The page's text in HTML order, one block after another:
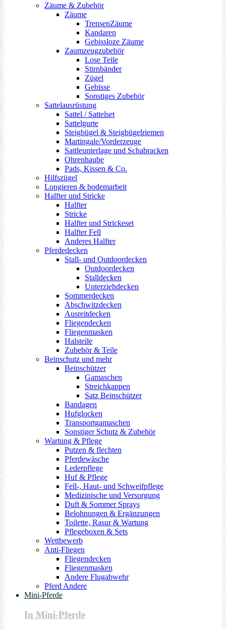
Zäume & Zubehör
Zäume
TrensenZäume
Kandaren
Gebissloze Zäume
Zaumzeugzubehör
Lose Teile
Stirnbänder
Zügel
Gebisse
Sonstiges Zubehör
Sattelausrüstung
Sattel / Sattelset
Sattelgurte
Steigbügel & Steigbügelriemen
Martingale/Vorderzeuge
Sattleunterlage und Schabracken
Ohrenhaube
Pads, Kissen & Co.
Hilfszügel
Longieren & bodemarbeit
Halfter und Stricke
Halfter
Stricke
Halfter und Strickeset
Halfter Fell
Anderes Halfter
Pferdedecken
Stall- und Outdoordecken
Outdoordecken
Stalldecken
Unterziehdecken
Sommerdecken
Abschwitzdecken
Ausreitdecken
Fliegendecken
Fliegenmasken
Halsteile
Zubehör & Teile
Beinschutz und mehr
Beinschützer
Gamaschen
Streichkappen
Satz Beinschützer
Bandagen
Hufglocken
Transportgamaschen
Sonstiger Schutz & Zubehör
Wartung & Pflege
Putzen & flechten
Pferdewäsche
Lederpflege
Huf & Pflege
Fell-, Haut- und Schweifpflege
Medizinische und Versorgung
Duft & Sommer Sprays
Belohnungen & Ergänzungen
Toilette, Rasur & Wartung
Pflegeboxen & Sets
Wettbewerb
Anti-Fliegen
Fliegendecken
Fliegenmasken
Andere Flugabwehr
Pferd Andere
Mini-Pferde
In Mini-Pferde